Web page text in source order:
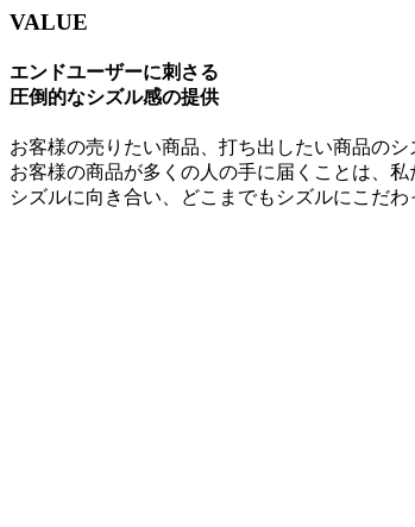
VALUE
エンドユーザーに刺さる
圧倒的なシズル感の提供
お客様の売りたい商品、打ち出したい商品の
お客様の商品が多くの人の手に届くことは、
シズルに向き合い、どこまでもシズルにこだ